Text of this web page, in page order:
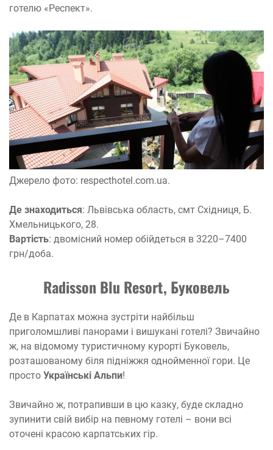
готелю «Респект».
Джерело фото: respecthotel.com.ua.
Де знаходиться: Львівська область, смт Східниця, Б.
Хмельницького, 28.
Вартість: двомісний номер обійдеться в 3220–7400
грн/доба.
Radisson Blu Resort, Буковель
Де в Карпатах можна зустріти найбільш
приголомшливі панорами і вишукані готелі? Звичайно
ж, на відомому туристичному курорті Буковель,
розташованому біля підніжжя однойменної гори. Це
просто Українські Альпи!
Звичайно ж, потрапивши в цю казку, буде складно
зупинити свій вибір на певному готелі – вони всі
оточені красою карпатських гір.